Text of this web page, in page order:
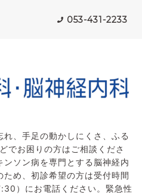
053-431-2233
、手足の動かしにくさ、ふる
でお困りの方はご相談くださ
ソン病を専門とする脳神経内
め、初診希望の方は受付時間
）にお電話ください。緊急性